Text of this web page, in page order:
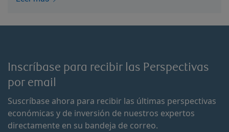
Inscríbase para recibir las Perspectivas
por email
Suscríbase ahora para recibir las últimas perspectivas
económicas y de inversión de nuestros expertos
directamente en su bandeja de correo.